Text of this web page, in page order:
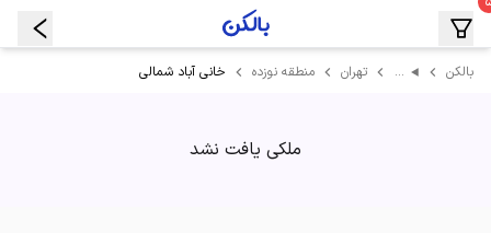
بالکن … تهران منطقه نوزده خانی آباد شمالی
ملکی یافت نشد